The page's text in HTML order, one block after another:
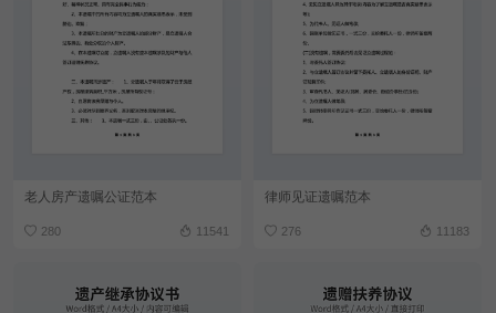
老人房产遗嘱公证范本
280 11541
律师见证遗嘱范本
276 11183